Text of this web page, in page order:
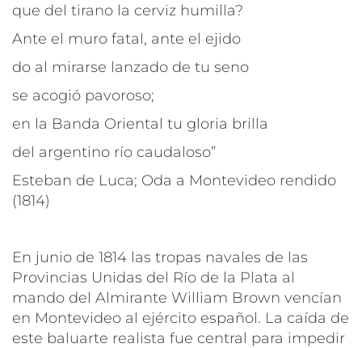
que del tirano la cerviz humilla?
Ante el muro fatal, ante el ejido
do al mirarse lanzado de tu seno
se acogió pavoroso;
en la Banda Oriental tu gloria brilla
del argentino río caudaloso”
Esteban de Luca; Oda a Montevideo rendido
(1814)
En junio de 1814 las tropas navales de las
Provincias Unidas del Río de la Plata al
mando del Almirante William Brown vencían
en Montevideo al ejército español. La caída de
este baluarte realista fue central para impedir